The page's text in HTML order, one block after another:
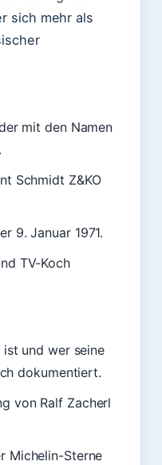
sich mehr als
mit den Namen
Schmidt Z&KO
9. Januar 1971.
TV-Koch
und wer seine
dokumentiert.
von Ralf Zacherl
Michelin-Sterne